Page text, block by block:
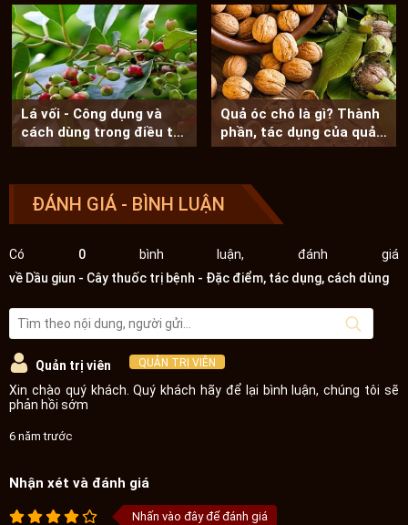
Lá vối - Công dụng và
cách dùng trong điều trị
bệnh
Quả óc chó là gì? Thành
phần, tác dụng của quả
óc chó
ĐÁNH GIÁ - BÌNH LUẬN
Có 0bình luận, đánh giá
về Dầu giun - Cây thuốc trị bệnh - Đặc điểm, tác dụng, cách dùng
Quản trị viên QUẢN TRỊ VIÊN
Xin chào quý khách. Quý khách hãy để lại bình luận, chúng tôi sẽ
phản hồi sớm
6 năm trước
Nhận xét và đánh giá
Nhấn vào đây để đánh giá